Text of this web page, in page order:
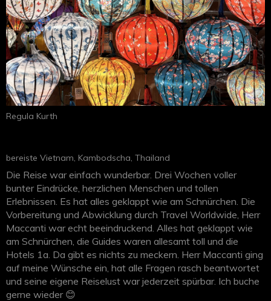
Regula Kurth
bereiste Vietnam, Kambodscha, Thailand
Die Reise war einfach wunderbar. Drei Wochen voller
bunter Eindrücke, herzlichen Menschen und tollen
Erlebnissen. Es hat alles geklappt wie am Schnürchen. Die
Vorbereitung und Abwicklung durch Travel Worldwide, Herr
Maccanti war echt beeindruckend. Alles hat geklappt wie
am Schnürchen, die Guides waren allesamt toll und die
Hotels 1a. Da gibt es nichts zu meckern. Herr Maccanti ging
auf meine Wünsche ein, hat alle Fragen rasch beantwortet
und seine eigene Reiselust war jederzeit spürbar. Ich buche
gerne wieder 😊